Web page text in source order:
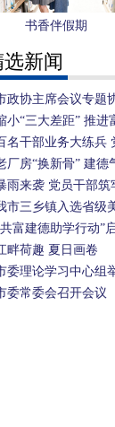
书香伴假期
新闻
政协主席会议专题
小“三大差距” 推进
名干部业务大练兵
厂房“换新骨” 建德
升
雨来袭 党员干部筑
市三乡镇入选省级
富建德助学行动”
畔荷趣 夏日画卷
委理论学习中心组
学习会
委常委会召开会议